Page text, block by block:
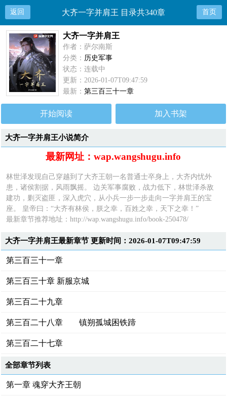
返回 大齐一字并肩王 目录共340章 首页
大齐一字并肩王
作者：萨尔南斯
分类： 历史军事
状态：连载中
更新：2026-01-07T09:47:59
最新：第三百三十一章
开始阅读 加入书架
大齐一字并肩王小说简介
最新网址：wap.wangshugu.info
林世泽发现自己穿越到了大齐王朝一名普通士卒身上，大齐内忧外
患，诸侯割据，风雨飘摇。 边关军事腐败，战力低下，林世泽杀敌
建功，剿灭盗匪，深入虎穴，从小兵一步一步走向一字并肩王的宝
座。 皇帝曰：“大齐有林侯，朕之幸，百姓之幸，天下之幸！”
最新章节推荐地址：http://wap.wangshugu.info/book-250478/
大齐一字并肩王最新章节 更新时间：2026-01-07T09:47:59
第三百三十一章
第三百三十章 新服京城
第三百二十九章
第三百二十八章 镇朔孤城困铁蹄
第三百二十七章
全部章节列表
第一章 魂穿大齐王朝